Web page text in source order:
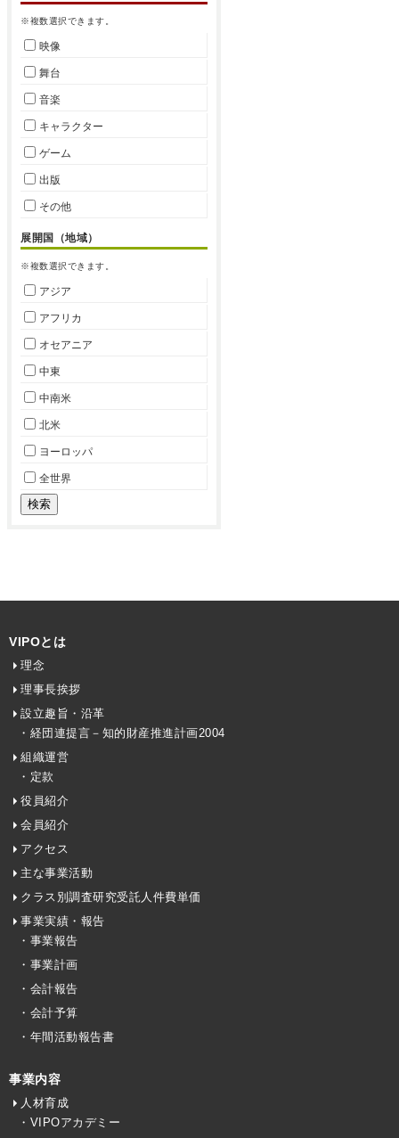
※複数選択できます。
映像
舞台
音楽
キャラクター
ゲーム
出版
その他
展開国（地域）
※複数選択できます。
アジア
アフリカ
オセアニア
中東
中南米
北米
ヨーロッパ
全世界
VIPOとは
理念
理事長挨拶
設立趣旨・沿革
・経団連提言－知的財産推進計画2004
組織運営
・定款
役員紹介
会員紹介
アクセス
主な事業活動
クラス別調査研究受託人件費単価
事業実績・報告
・事業報告
・事業計画
・会計報告
・会計予算
・年間活動報告書
事業内容
人材育成
・VIPOアカデミー